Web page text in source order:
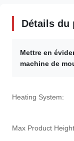
Détails du
Mettre en
machine de
Heating System:
Max Product